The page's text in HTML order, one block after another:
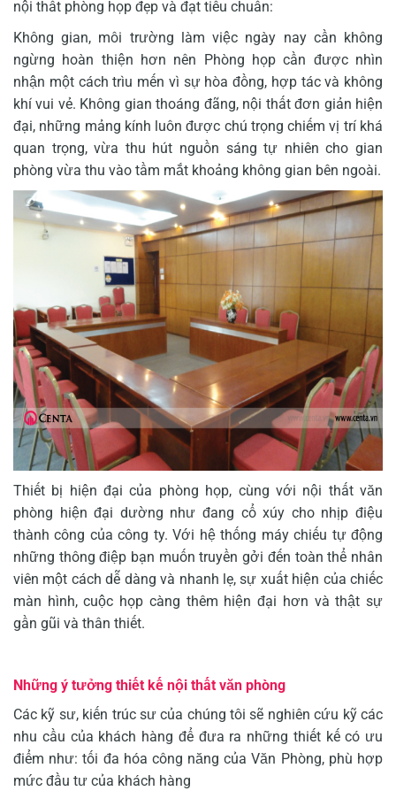
nội thất phòng họp đẹp và đạt tiêu chuẩn:
Không gian, môi trường làm việc ngày nay cần không
ngừng hoàn thiện hơn nên Phòng họp cần được nhìn
nhận một cách trìu mến vì sự hòa đồng, hợp tác và không
khí vui vẻ. Không gian thoáng đãng, nội thất đơn giản hiện
đại, những mảng kính luôn được chú trọng chiếm vị trí khá
quan trọng, vừa thu hút nguồn sáng tự nhiên cho gian
phòng vừa thu vào tầm mắt khoảng không gian bên ngoài.
Thiết bị hiện đại của phòng họp, cùng với nội thất văn
phòng hiện đại dường như đang cổ xúy cho nhịp điệu
thành công của công ty. Với hệ thống máy chiếu tự động
những thông điệp bạn muốn truyền gởi đến toàn thể nhân
viên một cách dễ dàng và nhanh lẹ, sự xuất hiện của chiếc
màn hình, cuộc họp càng thêm hiện đại hơn và thật sự
gần gũi và thân thiết.
Những ý tưởng thiết kế nội thất văn phòng
Các kỹ sư, kiến trúc sư của chúng tôi sẽ nghiên cứu kỹ các
nhu cầu của khách hàng để đưa ra những thiết kế có ưu
điểm như: tối đa hóa công năng của Văn Phòng, phù hợp
mức đầu tư của khách hàng